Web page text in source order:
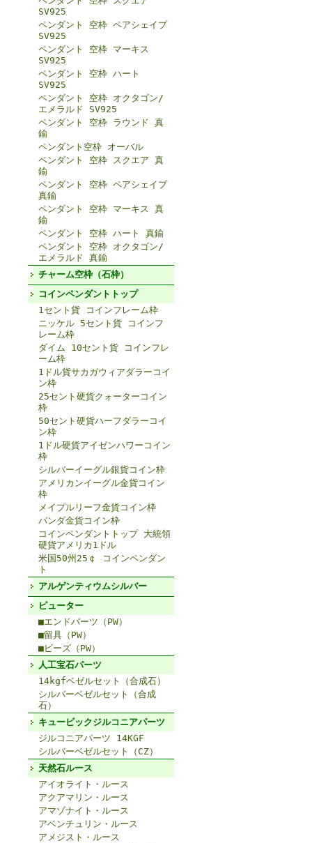
SV925
ペンダント 空枠 ペアシェイプ
SV925
ペンダント 空枠 マーキス
SV925
ペンダント 空枠 ハート
SV925
ペンダント 空枠 オクタゴン/
エメラルド SV925
ペンダント 空枠 ラウンド 真
鍮
ペンダント空枠 オーバル
ペンダント 空枠 スクエア 真
鍮
ペンダント 空枠 ペアシェイプ
真鍮
ペンダント 空枠 マーキス 真
鍮
ペンダント 空枠 ハート 真鍮
ペンダント 空枠 オクタゴン/
エメラルド 真鍮
チャーム空枠（石枠）
コインペンダントトップ
1セント貨 コインフレーム枠
ニッケル 5セント貨 コインフ
レーム枠
ダイム 10セント貨 コインフレ
ーム枠
1ドル貨サカガウィアダラーコイ
ン枠
25セント硬貨クォーターコイン
枠
50セント硬貨ハーフダラーコイ
ン枠
1ドル硬貨アイゼンハワーコイン
枠
シルバーイーグル銀貨コイン枠
アメリカンイーグル金貨コイン
枠
メイプルリーフ金貨コイン枠
パンダ金貨コイン枠
コインペンダントトップ 大統領
硬貨アメリカ1ドル
米国50州25￠ コインペンダン
ト
アルゲンティウムシルバー
ピューター
■エンドパーツ（PW）
■留具（PW）
■ビーズ（PW）
人工宝石パーツ
14kgfベゼルセット（合成石）
シルバーベゼルセット（合成
石）
キュービックジルコニアパーツ
ジルコニアパーツ 14KGF
シルバーベゼルセット（CZ）
天然石ルース
アイオライト・ルース
アクアマリン・ルース
アマゾナイト・ルース
アベンチュリン・ルース
アメジスト・ルース